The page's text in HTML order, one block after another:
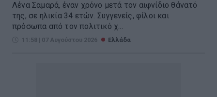
Λένα Σαμαρά, έναν χρόνο μετά τον αιφνίδιο θάνατό
της, σε ηλικία 34 ετών. Συγγενείς, φίλοι και
πρόσωπα από τον πολιτικό χ...
11:58 | 07 Αυγούστου 2026 Ελλάδα